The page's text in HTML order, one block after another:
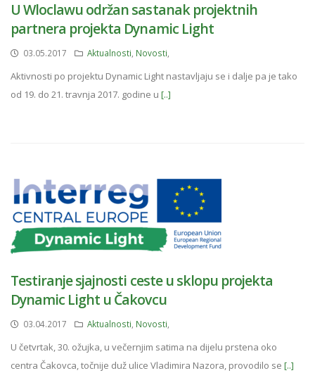
U Wloclawu održan sastanak projektnih
partnera projekta Dynamic Light
03.05.2017 Aktualnosti Novosti
Aktivnosti po projektu Dynamic Light nastavljaju se i dalje pa je tako
od 19. do 21. travnja 2017. godine u [..]
Testiranje sjajnosti ceste u sklopu projekta
Dynamic Light u Čakovcu
03.04.2017 Aktualnosti Novosti
U četvrtak, 30. ožujka, u večernjim satima na dijelu prstena oko
centra Čakovca, točnije duž ulice Vladimira Nazora, provodilo se [..]